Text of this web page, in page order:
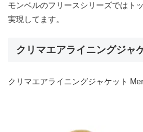
モンベルのフリースシリーズではト
実現してます。
クリマエアライニングジャ
クリマエアライニングジャケット